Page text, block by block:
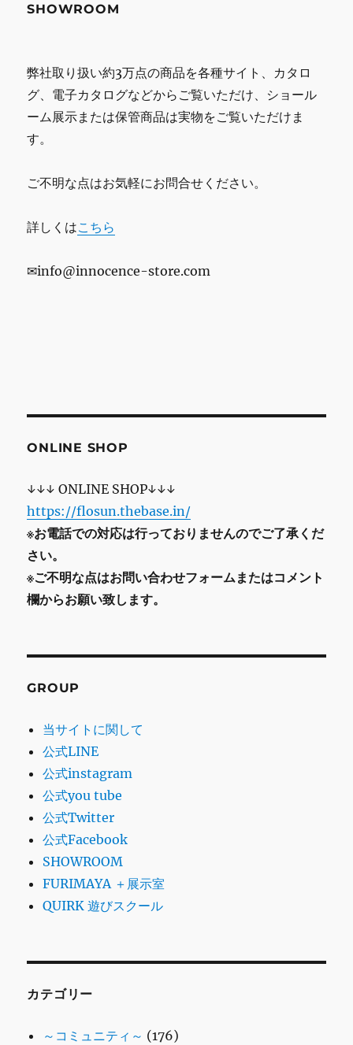
SHOWROOM
弊社取り扱い約3万点の商品を各種サイト、カタロ
グ、電子カタログなどからご覧いただけ、ショール
ーム展示または保管商品は実物をご覧いただけま
す。
ご不明な点はお気軽にお問合せください。
詳しくはこちら
✉info@innocence-store.com
ONLINE SHOP
↓↓↓ ONLINE SHOP↓↓↓
https://flosun.thebase.in/
※お電話での対応は行っておりませんのでご了承くだ
さい。
※ご不明な点はお問い合わせフォームまたはコメント
欄からお願い致します。
GROUP
当サイトに関して
公式LINE
公式instagram
公式you tube
公式Twitter
公式Facebook
SHOWROOM
FURIMAYA ＋展示室
QUIRK 遊びスクール
カテゴリー
～コミュニティ～ (176)